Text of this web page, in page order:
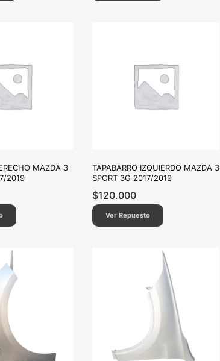
MAZDA 3
2019
TAPABARRO IZQUIERDO MAZDA 3
SPORT 3G 2017/2019
$120.000
Ver Repuesto